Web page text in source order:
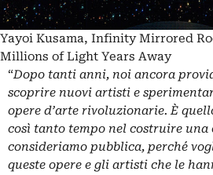
Yayoi Kusama, Infinity Mirrored
Millions of Light Years Away
“Dopo tanti anni, noi ancora
scoprire nuovi artisti e
opere d’arte rivoluzionarie. È
così tanto tempo nel costruire una
consideriamo pubblica, perché
queste opere e gli artisti che le